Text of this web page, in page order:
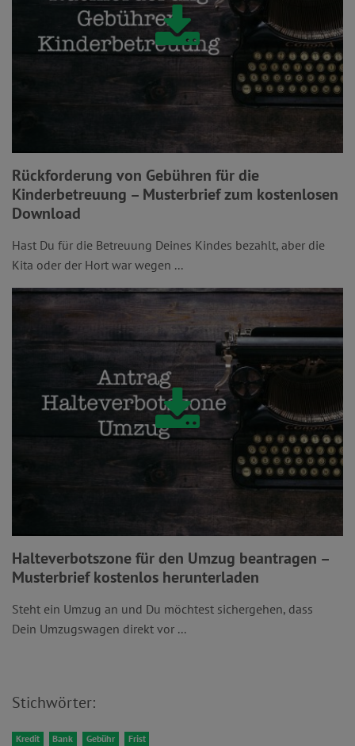
Rückforderung von Gebühren für die
Kinderbetreuung – Musterbrief zum kostenlosen
Download
Hast Du für die Betreuung Deines Kindes bezahlt, aber die
Kita oder der Hort war wegen ...
Halteverbotszone für den Umzug beantragen –
Musterbrief kostenlos herunterladen
Steht ein Umzug an und Du möchtest sichergehen, dass
Dein Umzugswagen direkt vor ...
Stichwörter:
Kredit Bank Gebühr
Frist